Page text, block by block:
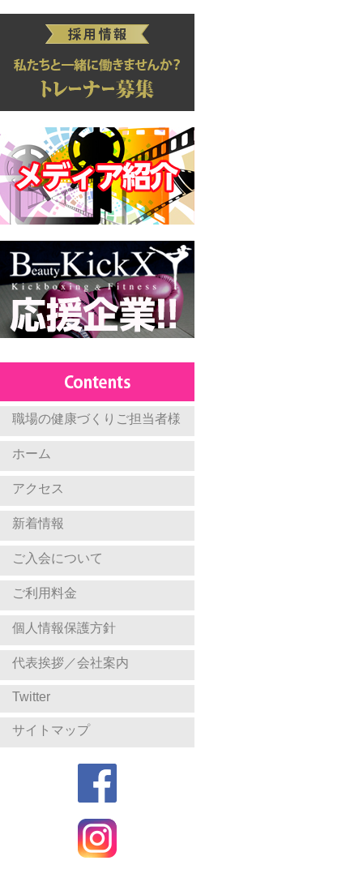
職場の健康づくりご担当者様
ホーム
アクセス
新着情報
ご入会について
ご利用料金
個人情報保護方針
代表挨拶／会社案内
Twitter
サイトマップ